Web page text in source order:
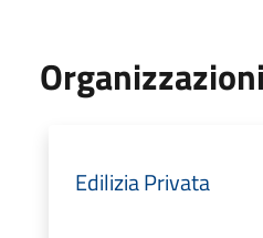
Organizzazioni
Edilizia Privata